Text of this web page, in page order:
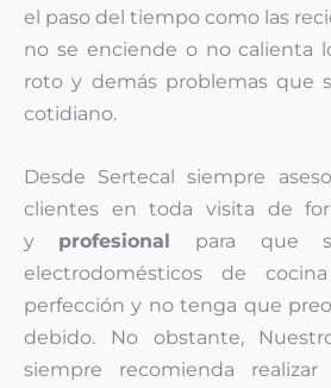
el paso del tiempo como las
no se enciende o no calienta
roto y demás problemas que
cotidiano.
Desde Sertecal siempre
clientes en toda visita de
y profesional para que
electrodomésticos de
perfección y no tenga que
debido. No obstante,
siempre recomienda